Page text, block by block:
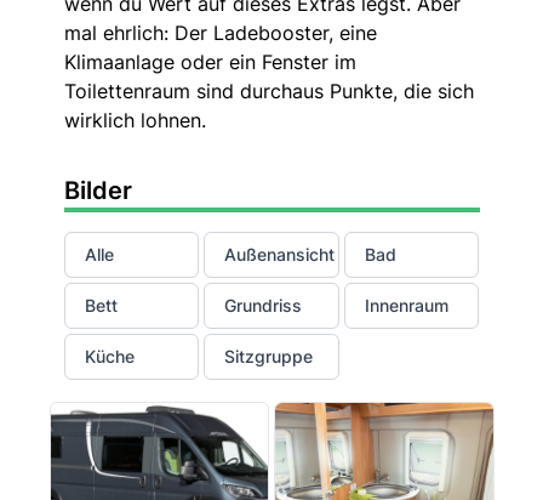
mal ehrlich: Der Ladebooster, eine
Klimaanlage oder ein Fenster im
Toilettenraum sind durchaus Punkte, die sich
wirklich lohnen.
Bilder
Alle Außenansicht Bad
Bett Grundriss Innenraum
Küche Sitzgruppe